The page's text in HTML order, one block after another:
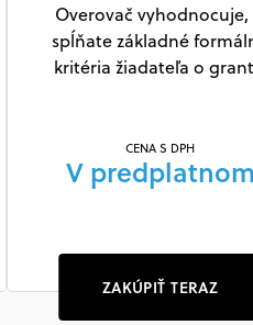
Overovač vyhodnocuje,
spĺňate základné
kritéria žiadateľa o
CENA S DPH
V predplatnom
ZAKÚPIŤ TERAZ